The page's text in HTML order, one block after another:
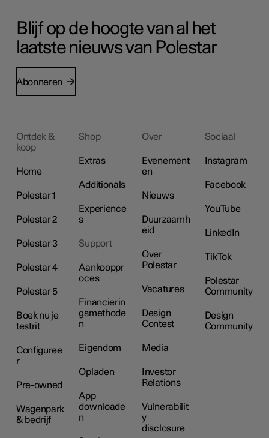
Blijf op de hoogte van al het
laatste nieuws van Polestar
Abonneren
Ontdek &
koop
Home
Polestar 1
Polestar 2
Polestar 3
Polestar 4
Polestar 5
Boek nu je
testrit
Configuree
r
Pre-owned
Wagenpark
& bedrijf
Shop
Extras
Additionals
Experience
s
Support
Aankooppr
oces
Financierin
gsmethode
n
Eigendom
Opladen
App
downloade
n
Over
Evenement
en
Nieuws
Duurzaamh
eid
Over
Polestar
Vacatures
Design
Contest
Media
Investor
Relations
Vulnerabilit
y
disclosure
Sociaal
Instagram
Facebook
YouTube
LinkedIn
TikTok
Polestar
Community
Design
Community